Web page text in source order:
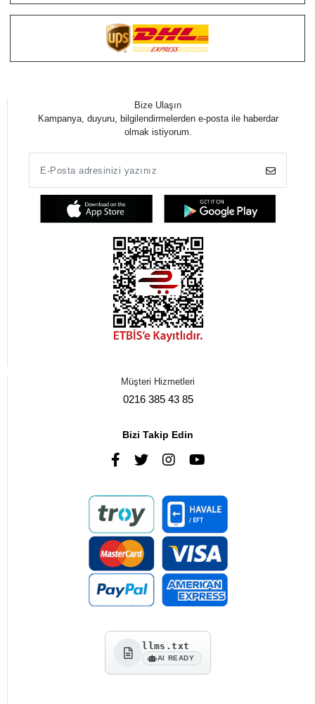
Bize Ulaşın
Kampanya, duyuru, bilgilendirmelerden e-posta ile haberdar
olmak istiyorum.
Müşteri Hizmetleri
0216 385 43 85
Bizi Takip Edin
llms.txt
AI READY